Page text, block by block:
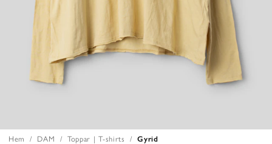
Hem DAM Toppar | T-shirts Gyrid